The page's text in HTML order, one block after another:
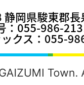
岡県駿東郡
：055-986-
クス：055-
Town.